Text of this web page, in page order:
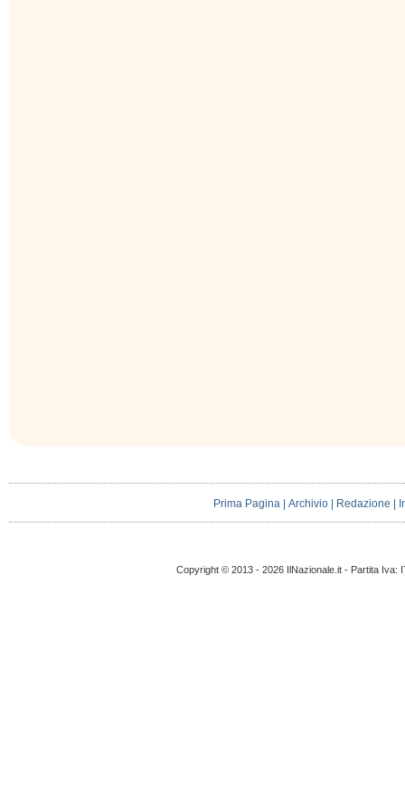
Prima Pagina |Archivio Redazione
Copyright © 2013 - 2026 IlNazionale.it - Partita Iva: